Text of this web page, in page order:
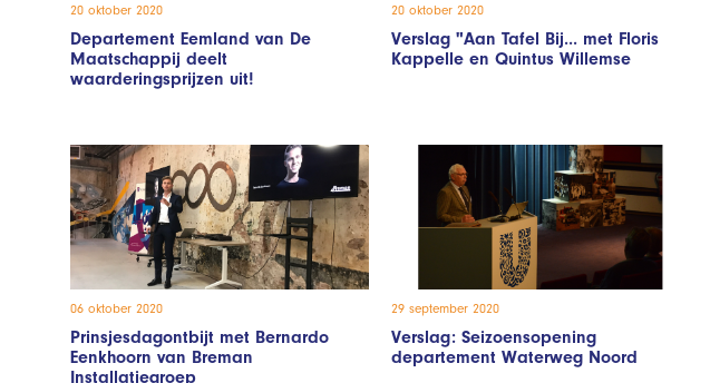
20 oktober 2020
Departement Eemland van De
Maatschappij deelt
waarderingsprijzen uit!
20 oktober 2020
Verslag "Aan Tafel Bij... met Floris
Kappelle en Quintus Willemse
06 oktober 2020
Prinsjesdagontbijt met Bernardo
Eenkhoorn van Breman
Installatiegroep
29 september 2020
Verslag: Seizoensopening
departement Waterweg Noord